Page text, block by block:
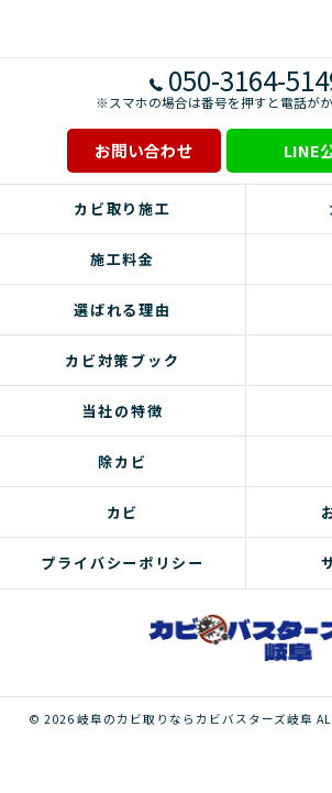
050-3164-
※スマホの場合は番号を押すと電話がか
お問い合わせ LINE
カビ取り施工
施工料金
選ばれる理由
カビ対策ブック
当社の特徴
除カビ
カビ
プライバシーポリシー
© 2026 岐阜のカビ取りならカビバスターズ岐阜